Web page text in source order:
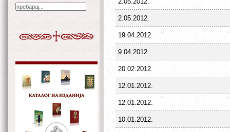
2.05.2012.
19.04.2012.
9.04.2012.
20.02.2012.
12.01.2012.
12.01.2012.
10.01.2012.